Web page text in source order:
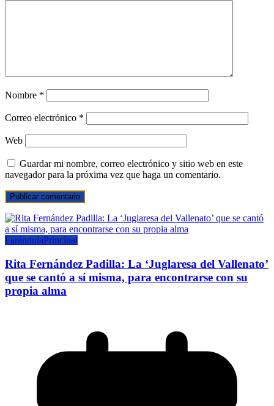
Nombre *
Correo electrónico *
Web
Guardar mi nombre, correo electrónico y sitio web en este
navegador para la próxima vez que haga un comentario.
FarándulaPrincipal
Rita Fernández Padilla: La ‘Juglaresa del Vallenato’
que se cantó a sí misma, para encontrarse con su
propia alma